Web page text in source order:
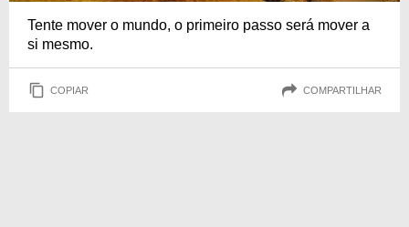
Tente mover o mundo, o primeiro passo será mover a
si mesmo.
COPIAR COMPARTILHAR